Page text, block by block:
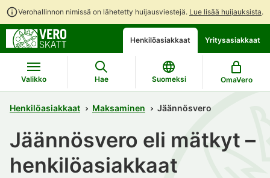
Verohallinnon nimissä on lähetetty huijausviestejä. Lue lisää huijauksista.
Siirry
suoraan
sisältöön
Siirry
koko
sivuston
hakuun
Avaa
chattibotin
keskustelu
Henkilöasiakkaat Yritysasiakkaat
Valikko Hae Suomeksi OmaVero
Henkilöasiakkaat Maksaminen Jäännösvero
Jäännösvero eli mätkyt –
henkilöasiakkaat